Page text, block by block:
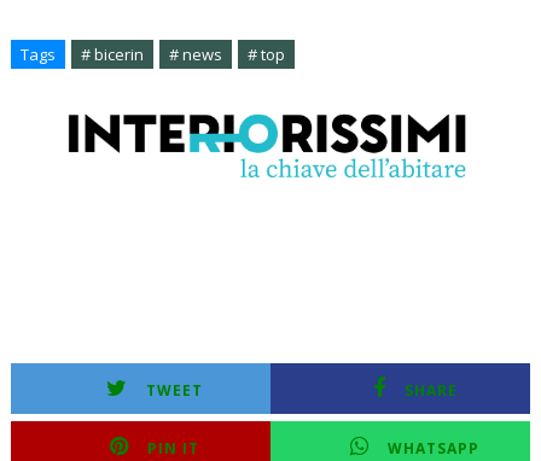
Tags # bicerin # news # top
TWEET SHARE
PIN IT WHATSAPP